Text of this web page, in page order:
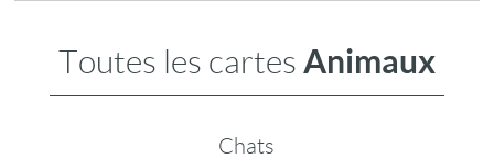
Toutes les cartes Animaux
Chats